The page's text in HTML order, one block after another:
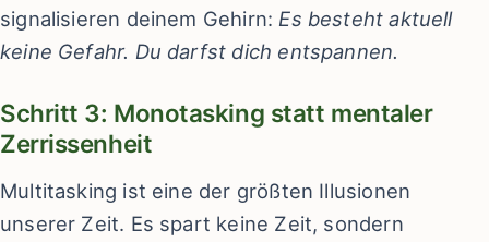
signalisieren deinem Gehirn: Es besteht aktuell
keine Gefahr. Du darfst dich entspannen.
Schritt 3: Monotasking statt mentaler
Zerrissenheit
Multitasking ist eine der größten Illusionen
unserer Zeit. Es spart keine Zeit, sondern